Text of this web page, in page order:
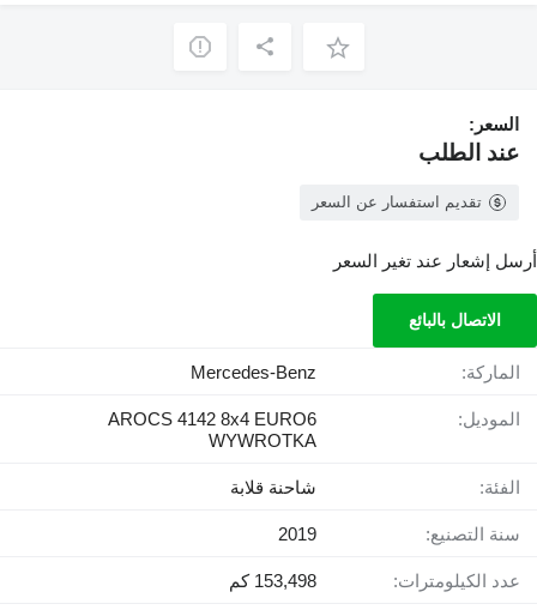
السعر:
عند الطلب
تقديم استفسار عن السعر
أرسل إشعار عند تغير السعر
الاتصال بالبائع
الماركة: Mercedes-Benz
الموديل:
AROCS 4142 8x4 EURO6
WYWROTKA
الفئة: شاحنة قلابة
سنة التصنيع: 2019
عدد الكيلومترات: 153,498 كم